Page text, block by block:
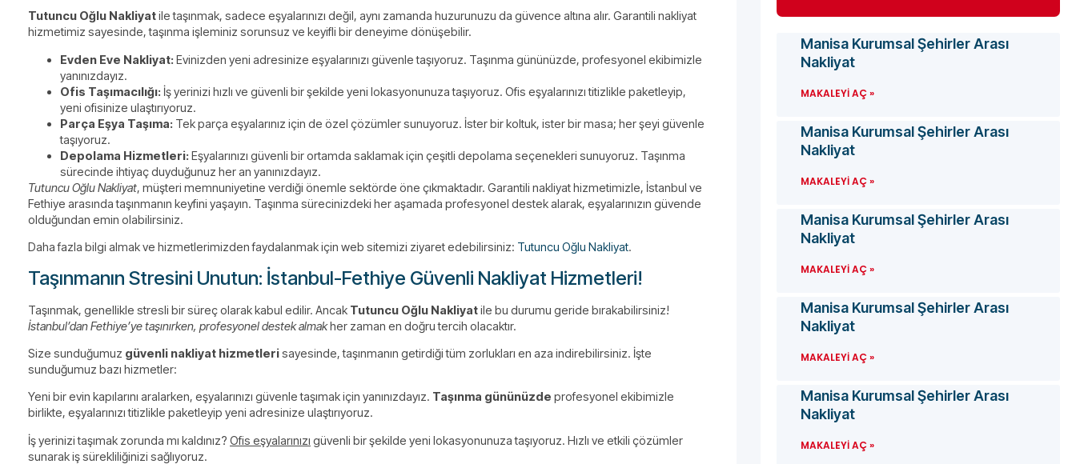
Tutuncu Oğlu Nakliyatile taşınmak, sadece eşyalarınızı değil, aynı zamanda huzurunuzu da güvence altına alır. Garantili nakliyat
hizmetimiz sayesinde, taşınma işleminiz sorunsuz ve keyifli bir deneyime dönüşebilir.
Evden Eve Nakliyat: Evinizden yeni adresinize eşyalarınızı güvenle taşıyoruz. Taşınma gününüzde, profesyonel ekibimizle
yanınızdayız.
Ofis Taşımacılığı: İş yerinizi hızlı ve güvenli bir şekilde yeni lokasyonunuza taşıyoruz. Ofis eşyalarınızı titizlikle paketleyip,
yeni ofisinize ulaştırıyoruz.
Parça Eşya Taşıma: Tek parça eşyalarınız için de özel çözümler sunuyoruz. İster bir koltuk, ister bir masa; her şeyi güvenle
taşıyoruz.
Depolama Hizmetleri: Eşyalarınızı güvenli bir ortamda saklamak için çeşitli depolama seçenekleri sunuyoruz. Taşınma
sürecinde ihtiyaç duyduğunuz her an yanınızdayız.
Tutuncu Oğlu Nakliyat, müşteri memnuniyetine verdiği önemle sektörde öne çıkmaktadır. Garantili nakliyat hizmetimizle, İstanbul ve
Fethiye arasında taşınmanın keyfini yaşayın. Taşınma sürecinizdeki her aşamada profesyonel destek alarak, eşyalarınızın güvende
olduğundan emin olabilirsiniz.
Daha fazla bilgi almak ve hizmetlerimizden faydalanmak için web sitemizi ziyaret edebilirsiniz: Tutuncu Oğlu Nakliyat.
Taşınmanın Stresini Unutun: İstanbul-Fethiye Güvenli Nakliyat Hizmetleri!
Taşınmak, genellikle stresli bir süreç olarak kabul edilir. Ancak Tutuncu Oğlu Nakliyatile bu durumu geride bırakabilirsiniz!
İstanbul’dan Fethiye’ye taşınırken, profesyonel destek almakher zaman en doğru tercih olacaktır.
Size sunduğumuz güvenli nakliyat hizmetlerisayesinde, taşınmanın getirdiği tüm zorlukları en aza indirebilirsiniz. İşte
sunduğumuz bazı hizmetler:
Yeni bir evin kapılarını aralarken, eşyalarınızı güvenle taşımak için yanınızdayız. Taşınma gününüzde profesyonel ekibimizle
birlikte, eşyalarınızı titizlikle paketleyip yeni adresinize ulaştırıyoruz.
İş yerinizi taşımak zorunda mı kaldınız? Ofis eşyalarınızı güvenli bir şekilde yeni lokasyonunuza taşıyoruz. Hızlı ve etkili çözümler
sunarak iş sürekliliğinizi sağlıyoruz.
Manisa Kurumsal Şehirler Arası
Nakliyat
MAKALEYI AÇ »
Manisa Kurumsal Şehirler Arası
Nakliyat
MAKALEYI AÇ »
Manisa Kurumsal Şehirler Arası
Nakliyat
MAKALEYI AÇ »
Manisa Kurumsal Şehirler Arası
Nakliyat
MAKALEYI AÇ »
Manisa Kurumsal Şehirler Arası
Nakliyat
MAKALEYI AÇ »